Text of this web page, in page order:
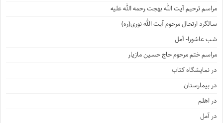
مراسم ترحیم آیت الله بهجت رحمه الله علیه
سالگرد ارتحال مرحوم آیت الله نوری(ره)
شب عاشورا- آمل
مراسم ختم مرحوم حاج حسین مازیار
در نمایشگاه کتاب
در بیمارستان
در اهلم
در آمل